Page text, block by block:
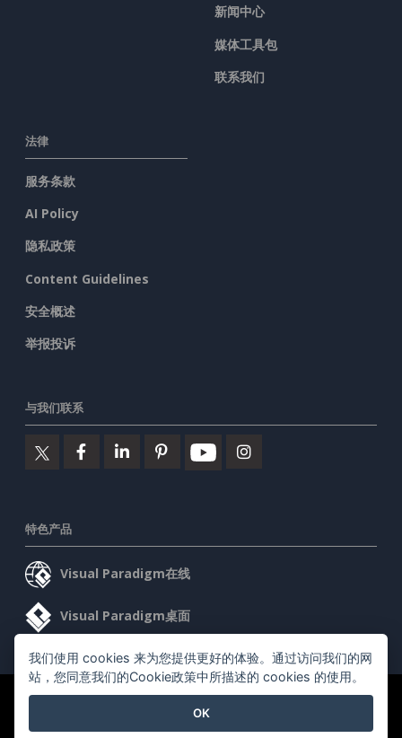
新闻中心
媒体工具包
联系我们
法律
服务条款
AI Policy
隐私政策
Content Guidelines
安全概述
举报投诉
与我们联系
特色产品
Visual Paradigm在线
Visual Paradigm桌面
©2026 by Visual Paradigm. 版权所有。
我们使用 cookies 来为您提供更好的体验。通过访问我们的网
站，您同意我们的Cookie政策中所描述的 cookies 的使用。
OK